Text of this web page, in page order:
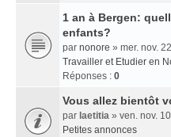
1 an à Bergen:
enfants?
par nonore » mer. nov.
Travailler et Etudier en
Réponses : 0
Vous allez bientôt
par laetitia » ven. nov.
Petites annonces